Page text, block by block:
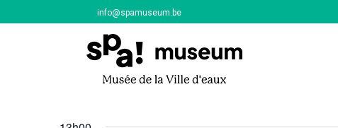
info@spamuseum.be
Aujourd’hui 5 octobre 2025